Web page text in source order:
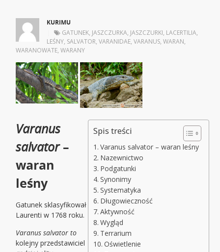
KURIMU
GATUNEK, JASZCZURKA, JASZCZURKI, LACERTILIA,
LEŚNY, SALVATOR,VARANIDAE,VARANUS,WARAN,
WARANOWATE,WARANY
Spis treści
Varanus salvator – waran leśny
Nazewnictwo
Podgatunki
Synonimy
Systematyka
Długowieczność
Aktywność
Wygląd
Terrarium
Oświetlenie
Varanus
salvator–
waran
leśny
Gatunek sklasyfikował
Laurenti w 1768 roku.
Varanus salvator to
kolejny przedstawiciel